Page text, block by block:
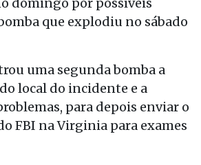
que explodiu no sábado
uma segunda bomba a
local do incidente e a
para depois enviar o
FBI na Virginia para exames